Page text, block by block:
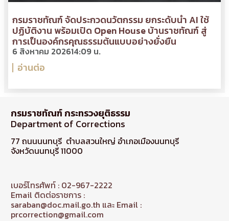
กรมราชทัณฑ์ จัดประกวดนวัตกรรม ยกระดับนำ AI ใช้
ปฏิบัติงาน พร้อมเปิด Open House บ้านราชทัณฑ์ สู่
การเป็นองค์กรคุณธรรมต้นแบบอย่างยั่งยืน
6 สิงหาคม 202614:09 น.
อ่านต่อ
กรมราชทัณฑ์ กระทรวงยุติธรรม
Department of Corrections
77 ถนนนนทบุรี ตำบลสวนใหญ่ อำเภอเมืองนนทบุรี
จังหวัดนนทบุรี 11000
เบอร์โทรศัพท์ : 02-967-2222
Email ติดต่อราชการ :
saraban@doc.mail.go.th และ Email :
prcorrection@gmail.com